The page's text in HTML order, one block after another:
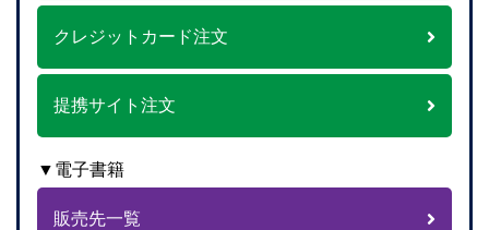
クレジットカード注文
提携サイト注文
▼電子書籍
販売先一覧